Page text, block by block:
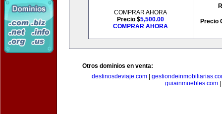
COMPRAR AHORA
Precio $5,500.00
COMPRAR AHORA
Precio
Otros dominios en venta:
destinosdeviaje.com|
guiainmuebles.com|